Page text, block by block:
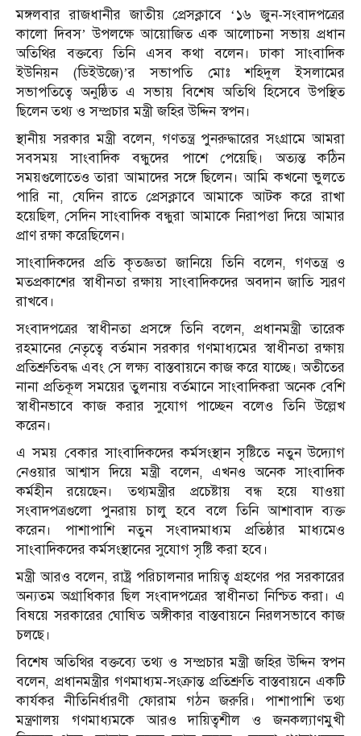
মঙ্গলবার রাজধানীর জাতীয় প্রেসক্লাবে ‘১৬ জুন-সংবাদপত্রের
কালো দিবস’ উপলক্ষে আয়োজিত এক আলোচনা সভায় প্রধান
অতিথির বক্তব্যে তিনি এসব কথা বলেন। ঢাকা সাংবাদিক
ইউনিয়ন (ডিইউজে)’র সভাপতি মোঃ শহিদুল ইসলামের
সভাপতিত্বে অনুষ্ঠিত এ সভায় বিশেষ অতিথি হিসেবে উপস্থিত
ছিলেন তথ্য ও সম্প্রচার মন্ত্রী জহির উদ্দিন স্বপন।
স্থানীয় সরকার মন্ত্রী বলেন, গণতন্ত্র পুনরুদ্ধারের সংগ্রামে আমরা
সবসময় সাংবাদিক বন্ধুদের পাশে পেয়েছি। অত্যন্ত কঠিন
সময়গুলোতেও তারা আমাদের সঙ্গে ছিলেন। আমি কখনো ভুলতে
পারি না, যেদিন রাতে প্রেসক্লাবে আমাকে আটক করে রাখা
হয়েছিল, সেদিন সাংবাদিক বন্ধুরা আমাকে নিরাপত্তা দিয়ে আমার
প্রাণ রক্ষা করেছিলেন।
সাংবাদিকদের প্রতি কৃতজ্ঞতা জানিয়ে তিনি বলেন, গণতন্ত্র ও
মতপ্রকাশের স্বাধীনতা রক্ষায় সাংবাদিকদের অবদান জাতি স্মরণ
রাখবে।
সংবাদপত্রের স্বাধীনতা প্রসঙ্গে তিনি বলেন, প্রধানমন্ত্রী তারেক
রহমানের নেতৃত্বে বর্তমান সরকার গণমাধ্যমের স্বাধীনতা রক্ষায়
প্রতিশ্রুতিবদ্ধ এবং সে লক্ষ্য বাস্তবায়নে কাজ করে যাচ্ছে। অতীতের
নানা প্রতিকূল সময়ের তুলনায় বর্তমানে সাংবাদিকরা অনেক বেশি
স্বাধীনভাবে কাজ করার সুযোগ পাচ্ছেন বলেও তিনি উল্লেখ
করেন।
এ সময় বেকার সাংবাদিকদের কর্মসংস্থান সৃষ্টিতে নতুন উদ্যোগ
নেওয়ার আশ্বাস দিয়ে মন্ত্রী বলেন, এখনও অনেক সাংবাদিক
কর্মহীন রয়েছেন। তথ্যমন্ত্রীর প্রচেষ্টায় বন্ধ হয়ে যাওয়া
সংবাদপত্রগুলো পুনরায় চালু হবে বলে তিনি আশাবাদ ব্যক্ত
করেন। পাশাপাশি নতুন সংবাদমাধ্যম প্রতিষ্ঠার মাধ্যমেও
সাংবাদিকদের কর্মসংস্থানের সুযোগ সৃষ্টি করা হবে।
মন্ত্রী আরও বলেন, রাষ্ট্র পরিচালনার দায়িত্ব গ্রহণের পর সরকারের
অন্যতম অগ্রাধিকার ছিল সংবাদপত্রের স্বাধীনতা নিশ্চিত করা। এ
বিষয়ে সরকারের ঘোষিত অঙ্গীকার বাস্তবায়নে নিরলসভাবে কাজ
চলছে।
বিশেষ অতিথির বক্তব্যে তথ্য ও সম্প্রচার মন্ত্রী জহির উদ্দিন স্বপন
বলেন, প্রধানমন্ত্রীর গণমাধ্যম-সংক্রান্ত প্রতিশ্রুতি বাস্তবায়নে একটি
কার্যকর নীতিনির্ধারণী ফোরাম গঠন জরুরি। পাশাপাশি তথ্য
মন্ত্রণালয় গণমাধ্যমকে আরও দায়িত্বশীল ও জনকল্যাণমুখী